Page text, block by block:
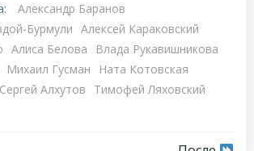
Александр Баранов
Бурмули Алексей Караковский
Алиса Белова
Влада Рукавишникова
Михаил Гусман
Ната Котовская
Сергей Алхутов
Тимофей Ляховский